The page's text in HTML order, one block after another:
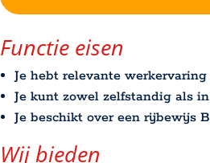
Functie eisen
Je hebt relevante
Je kunt zowel zelfstandig als
Je beschikt over een rijbewijs
Wij bieden